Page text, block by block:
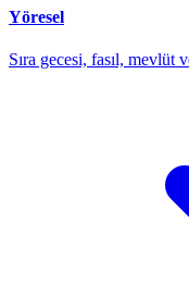
Yöresel
Sıra gecesi, fasıl, mevlüt